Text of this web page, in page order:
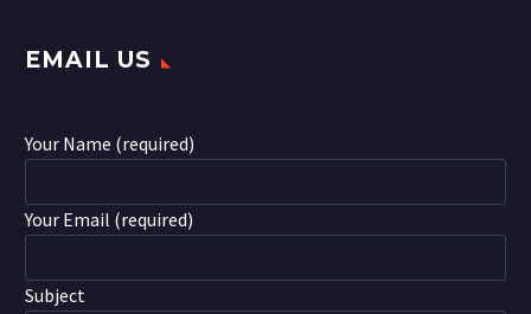
EMAIL US
Your Name (required)
Your Email (required)
Subject